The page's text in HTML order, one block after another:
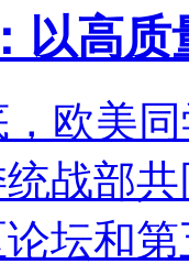
以高
，欧美
战部
坛和